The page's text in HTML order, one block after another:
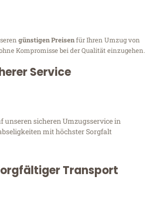
günstigen Preisenfür Ihren Umzug von
Kompromisse bei der Qualität einzugehen.
Service
unseren sicheren Umzugsservice in
mit höchster Sorgfalt
Transport